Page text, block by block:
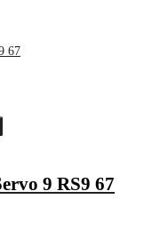
9 RS9 67